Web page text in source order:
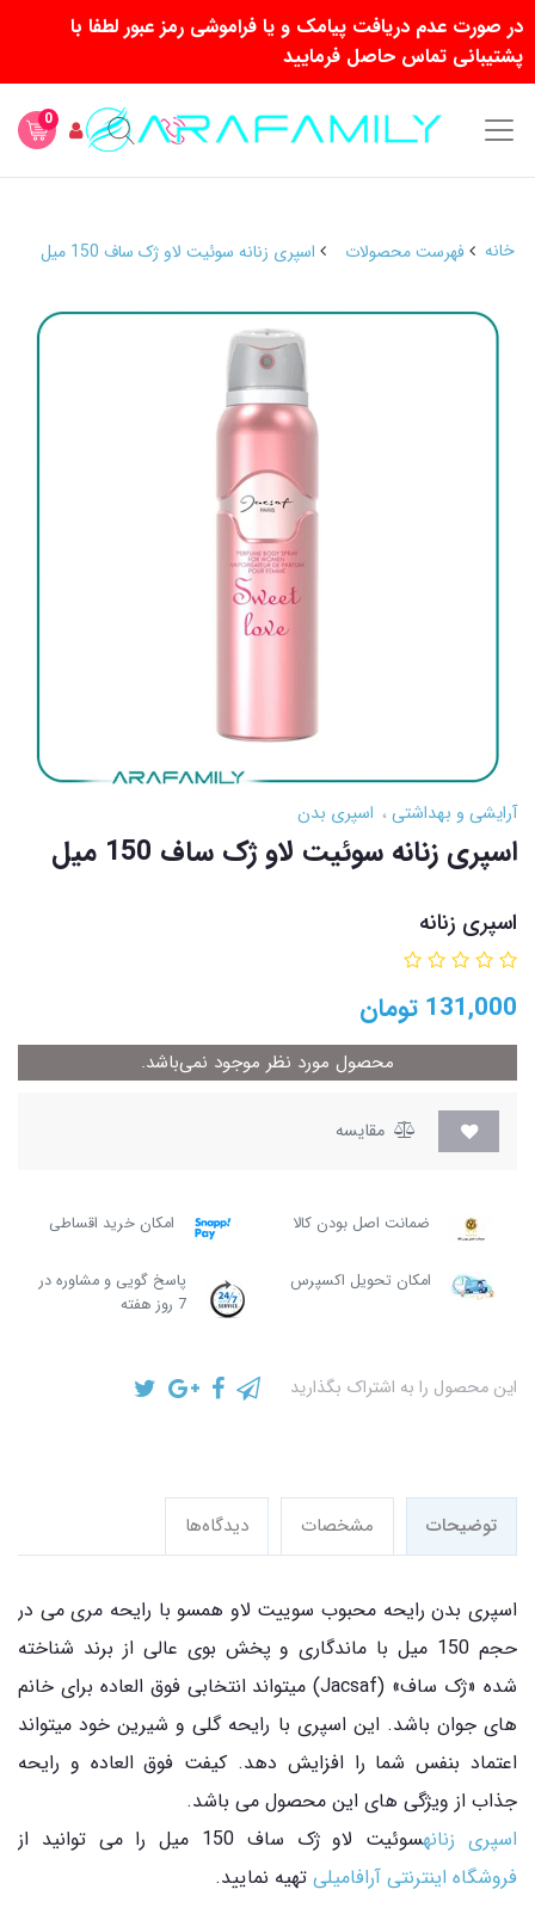
در صورت عدم دریافت پیامک و یا فراموشی رمز عبور لطفا با
پشتیبانی تماس حاصل فرمایید
0
خانه فهرست محصولات اسپری زنانه سوئیت لاو ژک ساف 150 میل
آرایشی و بهداشتی اسپری بدن
اسپری زنانه سوئیت لاو ژک ساف 150 میل
اسپری زنانه
131,000 تومان
محصول مورد نظر موجود نمی‌باشد.
مقایسه
ضمانت اصل بودن کالا امکان خرید اقساطی
امکان تحویل اکسپرس
پاسخ گویی و مشاوره در
7 روز هفته
این محصول را به اشتراک بگذارید
توضیحات مشخصات دیدگاه‌ها
اسپری بدن رایحه محبوب سوییت لاو همسو با رایحه مری می در
حجم 150 میل با ماندگاری و پخش بوی عالی از برند شناخته
شده «ژک ساف» (Jacsaf) میتواند انتخابی فوق العاده برای خانم
های جوان باشد. این اسپری با رایحه گلی و شیرین خود میتواند
اعتماد بنفس شما را افزایش دهد. کیفت فوق العاده و رایحه
جذاب از ویژگی های این محصول می باشد.
اسپری زنانهسوئیت لاو ژک ساف 150 میل را می توانید از
فروشگاه اینترنتی آرافامیلی تهیه نمایید.